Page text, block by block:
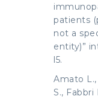
patients
not a
entity)”
l5.
Amato
S.,